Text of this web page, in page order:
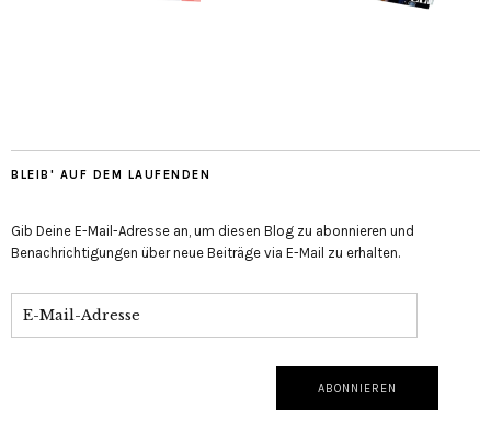
BLEIB' AUF DEM LAUFENDEN
Gib Deine E-Mail-Adresse an, um diesen Blog zu abonnieren und
Benachrichtigungen über neue Beiträge via E-Mail zu erhalten.